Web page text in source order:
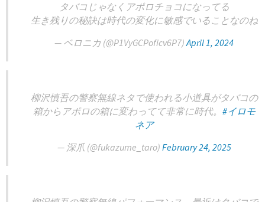
タバコじゃなくアポロチョコになってる
生き残りの秘訣は時代の変化に敏感でいることなのね
— ベロニカ (@P1VyGCPoficv6P7)April 1, 2024
柳沢慎吾の警察無線ネタで使われる小道具がタバコの
箱からアポロの箱に変わってて非常に時代。 #イロモ
ネア
— 深爪 (@fukazume_taro) February 24, 2025